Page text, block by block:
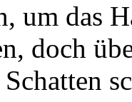
um das
doch